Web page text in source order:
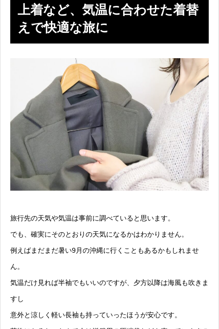
上着など、気温に合わせた着替
えで快適な旅に
旅行先の天気や気温は事前に調べていると思います。
でも、確実にそのとおりの天気になるかはわかりません。
例えばまだまだ暑い9月の沖縄に行くこともあるかもしれませ
ん。
気温だけ見れば半袖でもいいのですが、夕方以降は海風も吹きま
すし
意外と涼しく軽い長袖も持っていったほうが安心です。